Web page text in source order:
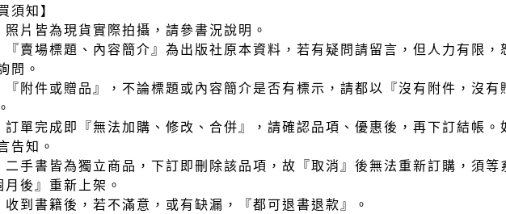
須知】
照片皆為現貨實際拍攝，請參書況說明。
『賣場標題、內容簡介』為出版社原本資料，若有疑問請留言，但人力有限，
問。
『附件或贈品』，不論標題或內容簡介是否有標示，請都以『沒有附件，沒有
訂單完成即『無法加購、修改、合併』，請確認品項、優惠後，再下訂結帳。
告知。
二手書皆為獨立商品，下訂即刪除該品項，故『取消』後無法重新訂購，須等
後』重新上架。
收到書籍後，若不滿意，或有缺漏，『都可退書退款』。